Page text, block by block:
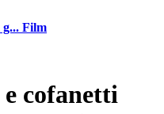
Film
cofanetti